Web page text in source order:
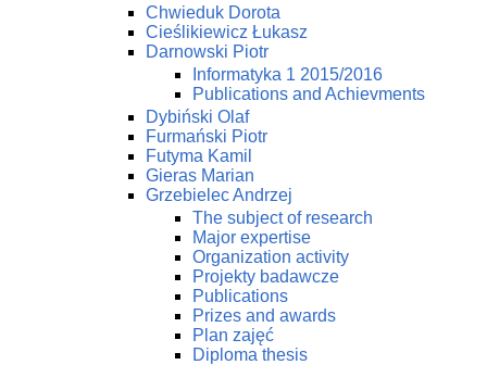
Chwieduk Dorota
Cieślikiewicz Łukasz
Darnowski Piotr
Informatyka 1 2015/2016
Publications and Achievments
Dybiński Olaf
Furmański Piotr
Futyma Kamil
Gieras Marian
Grzebielec Andrzej
The subject of research
Major expertise
Organization activity
Projekty badawcze
Publications
Prizes and awards
Plan zajęć
Diploma thesis